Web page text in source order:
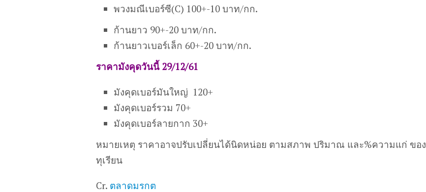
พวงมณีเบอร์ซี(C) 100+-10 บาท/กก.
ก้านยาว 90+-20 บาท/กก.
ก้านยาวเบอร์เล็ก 60+-20 บาท/กก.
ราคามังคุดวันนี้ 29/12/61
มังคุดเบอร์มันใหญ่ 120+
มังคุดเบอร์รวม 70+
มังคุดเบอร์ลายกาก 30+
หมายเหตุ ราคาอาจปรับเปลี่ยนได้นิดหน่อย ตามสภาพ ปริมาณ และ%ความแก่ ของ
ทุเรียน
Cr. ตลาดมรกต